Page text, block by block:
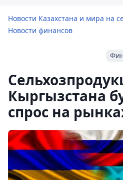
Новости Казахстана и мира на
Новости финансов
Кыргызстана
спрос на